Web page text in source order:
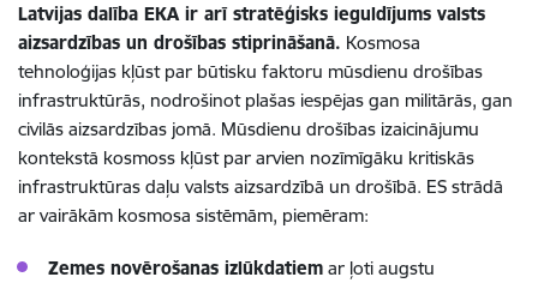
Latvijas dalība EKA ir arī stratēģisks ieguldījums valsts
aizsardzības un drošības stiprināšanā. Kosmosa
tehnoloģijas kļūst par būtisku faktoru mūsdienu drošības
infrastruktūrās, nodrošinot plašas iespējas gan militārās, gan
civilās aizsardzības jomā. Mūsdienu drošības izaicinājumu
kontekstā kosmoss kļūst par arvien nozīmīgāku kritiskās
infrastruktūras daļu valsts aizsardzībā un drošībā. ES strādā
ar vairākām kosmosa sistēmām, piemēram:
Zemes novērošanas izlūkdatiem ar ļoti augstu